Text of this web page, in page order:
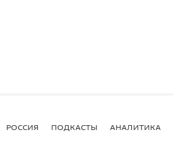
РОССИЯ ПОДКАСТЫ АНАЛИТИКА